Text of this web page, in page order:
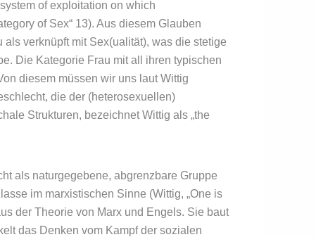
of exploitation on which
of Sex“ 13). Aus diesem Glauben
verknüpft mit Sex(ualität), was die stetige
Die Kategorie Frau mit all ihren typischen
diesem müssen wir uns laut Wittig
die der (heterosexuellen)
Strukturen, bezeichnet Wittig als „the
als naturgegebene, abgrenzbare Gruppe
im marxistischen Sinne (Wittig, „One is
der Theorie von Marx und Engels. Sie baut
das Denken vom Kampf der sozialen